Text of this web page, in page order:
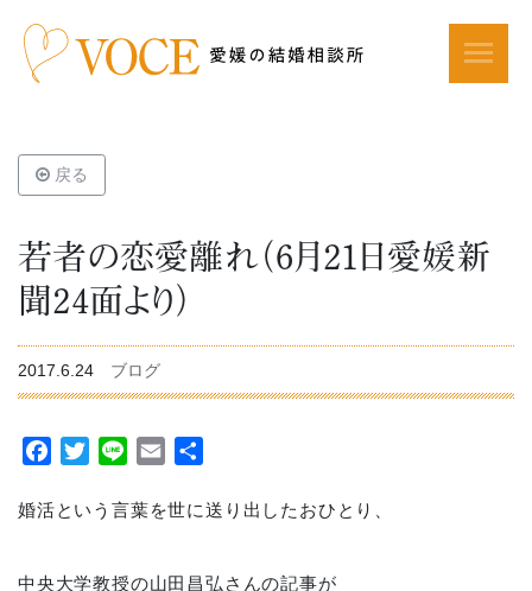
戻る
若者の恋愛離れ（6月21日愛媛新
聞24面より）
2017.6.24 ブログ
Facebook
TwitterLine Email
婚活という言葉を世に送り出したおひとり、
中央大学教授の山田昌弘さんの記事が